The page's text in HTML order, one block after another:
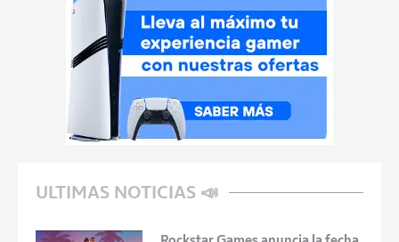
ULTIMAS NOTICIAS 📣